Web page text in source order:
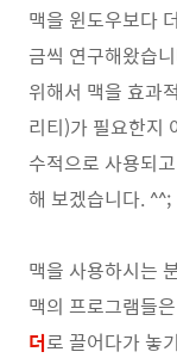
맥을 윈도우보다
금씩 연구해왔습
위해서 맥을 효과
리티)가 필요한지
수적으로 사용되
해 보겠습니다. ^^;
맥을 사용하시는
맥의 프로그램들
더로 끌어다가 놓